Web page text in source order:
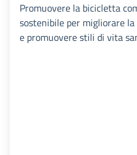
Promuovere la bicicletta
sostenibile per migliorare
e promuovere stili di vita